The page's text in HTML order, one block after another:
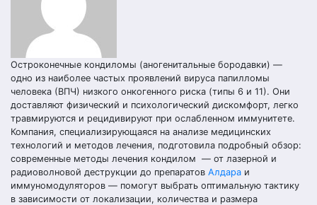
Остроконечные кондиломы (аногенитальные бородавки) —
одно из наиболее частых проявлений вируса папилломы
человека (ВПЧ) низкого онкогенного риска (типы 6 и 11). Они
доставляют физический и психологический дискомфорт, легко
травмируются и рецидивируют при ослабленном иммунитете.
Компания, специализирующаяся на анализе медицинских
технологий и методов лечения, подготовила подробный обзор:
современные методы лечения кондилом — от лазерной и
радиоволновой деструкции до препаратов Алдара и
иммуномодуляторов — помогут выбрать оптимальную тактику
в зависимости от локализации, количества и размера